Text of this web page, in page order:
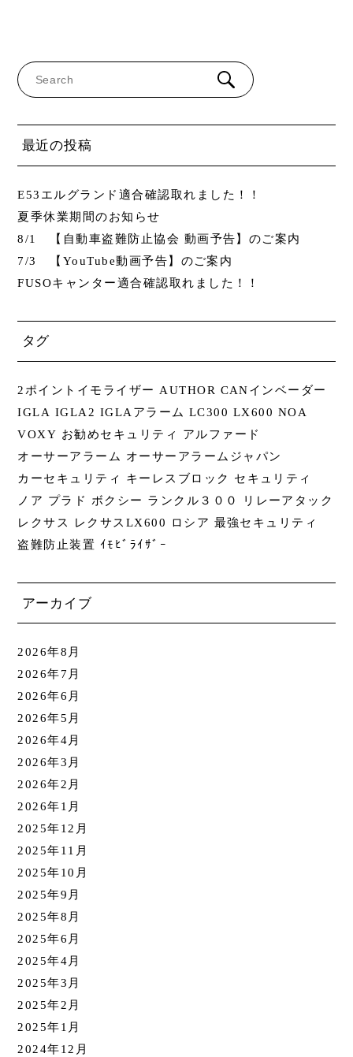
最近の投稿
E53エルグランド適合確認取れました！！
夏季休業期間のお知らせ
8/1 【自動車盗難防止協会 動画予告】のご案内
7/3 【YouTube動画予告】のご案内
FUSOキャンター適合確認取れました！！
タグ
2ポイントイモライザー AUTHOR CANインベーダー
IGLA IGLA2 IGLAアラーム LC300 LX600 NOA
VOXY お勧めセキュリティ
アルファード
オーサーアラーム
オーサーアラームジャパン
カーセキュリティ
キーレスブロック
セキュリティ
ノア プラド ボクシー ランクル３００
リレーアタック
レクサス
レクサスLX600 ロシア 最強セキュリティ
盗難防止装置 ｲﾓﾋﾞﾗｲｻﾞｰ
アーカイブ
2026年8月
2026年7月
2026年6月
2026年5月
2026年4月
2026年3月
2026年2月
2026年1月
2025年12月
2025年11月
2025年10月
2025年9月
2025年8月
2025年6月
2025年4月
2025年3月
2025年2月
2025年1月
2024年12月